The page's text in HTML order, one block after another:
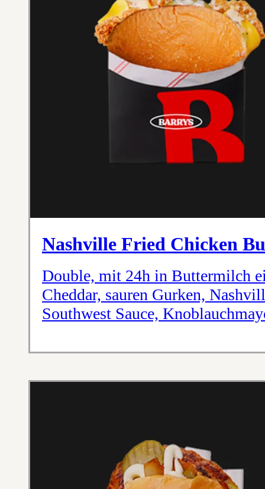
Nashville Fried Chicken
Double, mit 24h in Buttermilch
Cheddar, sauren Gurken,
Southwest Sauce,